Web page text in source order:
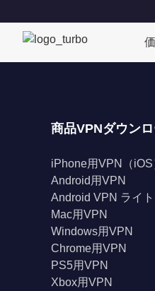
商品VPNダウン
iPhone用VPN（iOS
Android用VPN
Android VPN ライト
Mac用VPN
Windows用VPN
Chrome用VPN
PS5用VPN
Xbox用VPN